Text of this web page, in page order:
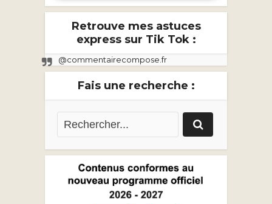
Retrouve mes astuces
express sur Tik Tok :
@commentairecompose.fr
Fais une recherche :